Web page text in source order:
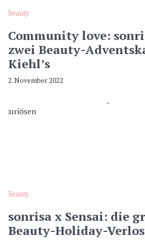
Beauty
Community love:
zwei Beauty-
Kiehl’s
2. November 2022
Beauty
sonrisa x Sensai: die
Beauty-Holiday-